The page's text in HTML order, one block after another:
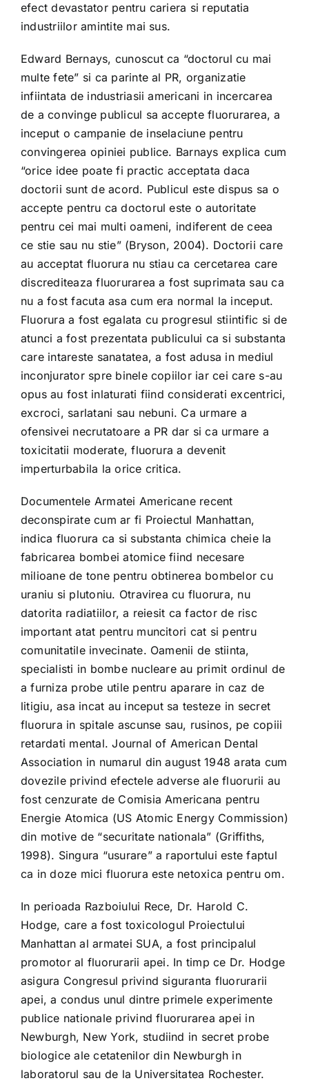
efect devastator pentru cariera si reputatia
industriilor amintite mai sus.
Edward Bernays, cunoscut ca “doctorul cu mai
multe fete” si ca parinte al PR, organizatie
infiintata de industriasii americani in incercarea
de a convinge publicul sa accepte fluorurarea, a
inceput o campanie de inselaciune pentru
convingerea opiniei publice. Barnays explica cum
“orice idee poate fi practic acceptata daca
doctorii sunt de acord. Publicul este dispus sa o
accepte pentru ca doctorul este o autoritate
pentru cei mai multi oameni, indiferent de ceea
ce stie sau nu stie” (Bryson, 2004). Doctorii care
au acceptat fluorura nu stiau ca cercetarea care
discrediteaza fluorurarea a fost suprimata sau ca
nu a fost facuta asa cum era normal la inceput.
Fluorura a fost egalata cu progresul stiintific si de
atunci a fost prezentata publicului ca si substanta
care intareste sanatatea, a fost adusa in mediul
inconjurator spre binele copiilor iar cei care s-au
opus au fost inlaturati fiind considerati excentrici,
excroci, sarlatani sau nebuni. Ca urmare a
ofensivei necrutatoare a PR dar si ca urmare a
toxicitatii moderate, fluorura a devenit
imperturbabila la orice critica.
Documentele Armatei Americane recent
deconspirate cum ar fi Proiectul Manhattan,
indica fluorura ca si substanta chimica cheie la
fabricarea bombei atomice fiind necesare
milioane de tone pentru obtinerea bombelor cu
uraniu si plutoniu. Otravirea cu fluorura, nu
datorita radiatiilor, a reiesit ca factor de risc
important atat pentru muncitori cat si pentru
comunitatile invecinate. Oamenii de stiinta,
specialisti in bombe nucleare au primit ordinul de
a furniza probe utile pentru aparare in caz de
litigiu, asa incat au inceput sa testeze in secret
fluorura in spitale ascunse sau, rusinos, pe copiii
retardati mental. Journal of American Dental
Association in numarul din august 1948 arata cum
dovezile privind efectele adverse ale fluorurii au
fost cenzurate de Comisia Americana pentru
Energie Atomica (US Atomic Energy Commission)
din motive de “securitate nationala” (Griffiths,
1998). Singura “usurare” a raportului este faptul
ca in doze mici fluorura este netoxica pentru om.
In perioada Razboiului Rece, Dr. Harold C.
Hodge, care a fost toxicologul Proiectului
Manhattan al armatei SUA, a fost principalul
promotor al fluorurarii apei. In timp ce Dr. Hodge
asigura Congresul privind siguranta fluorurarii
apei, a condus unul dintre primele experimente
publice nationale privind fluorurarea apei in
Newburgh, New York, studiind in secret probe
biologice ale cetatenilor din Newburgh in
laboratorul sau de la Universitatea Rochester.